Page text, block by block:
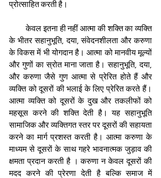
प्रोत्साहित करती है।
केवल इतना ही नहीं आत्मा की शक्ति का व्यक्ति
के भीतर सहानुभूति, दया, संवेदनशीलता और करुणा
के विकस में भी योगदान है। आत्मा को मानवीय मूल्यों
और गुणों का स्रोत माना जाता है। सहानुभूति, दया,
और करुणा जैसे गुण आत्मा से प्रेरित होते हैं और
व्यक्ति को दूसरों की भलाई के लिए प्रेरित करते हैं।
आत्मा व्यक्ति को दूसरों के दुख और तकलीफों को
महसूस करने की शक्ति देती है। यह सहानुभूति
सामाजिक और व्यक्तिगत स्तर पर दूसरों की सहायता
करने का मार्ग प्रशस्त करती है। आत्मा करुणा के
माध्यम से दूसरों के साथ गहरे भावनात्मक जुड़ाव की
क्षमता प्रदान करती है । करुणा न केवल दूसरों की
मदद करने की प्रेरणा देती है बल्कि समाज में